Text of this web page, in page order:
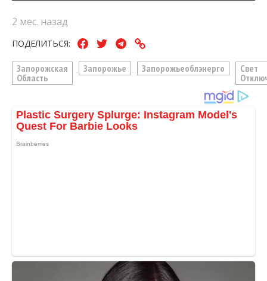
2 мес. назад
ПОДЕЛИТЬСЯ:
Запорожская
Область
Запорожье Запорожьеоблэнерго
Свет